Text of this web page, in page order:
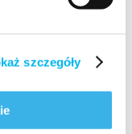
szczegóły
Strefa